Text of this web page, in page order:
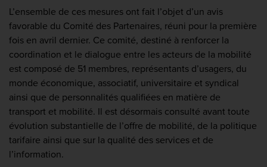
L’ensemble de ces mesures ont fait l’objet d’un avis
favorable du Comité des Partenaires, réuni pour la première
fois en avril dernier. Ce comité, destiné à renforcer la
coordination et le dialogue entre les acteurs de la mobilité
est composé de 51 membres, représentants d’usagers, du
monde économique, associatif, universitaire et syndical
ainsi que de personnalités qualifiées en matière de
transport et mobilité. Il est désormais consulté avant toute
évolution substantielle de l’offre de mobilité, de la politique
tarifaire ainsi que sur la qualité des services et de
l’information.